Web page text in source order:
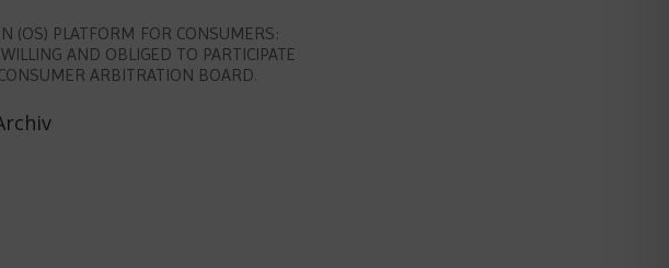
(OS) PLATFORM FOR CONSUMERS:
AND OBLIGED TO PARTICIPATE
ARBITRATION BOARD.